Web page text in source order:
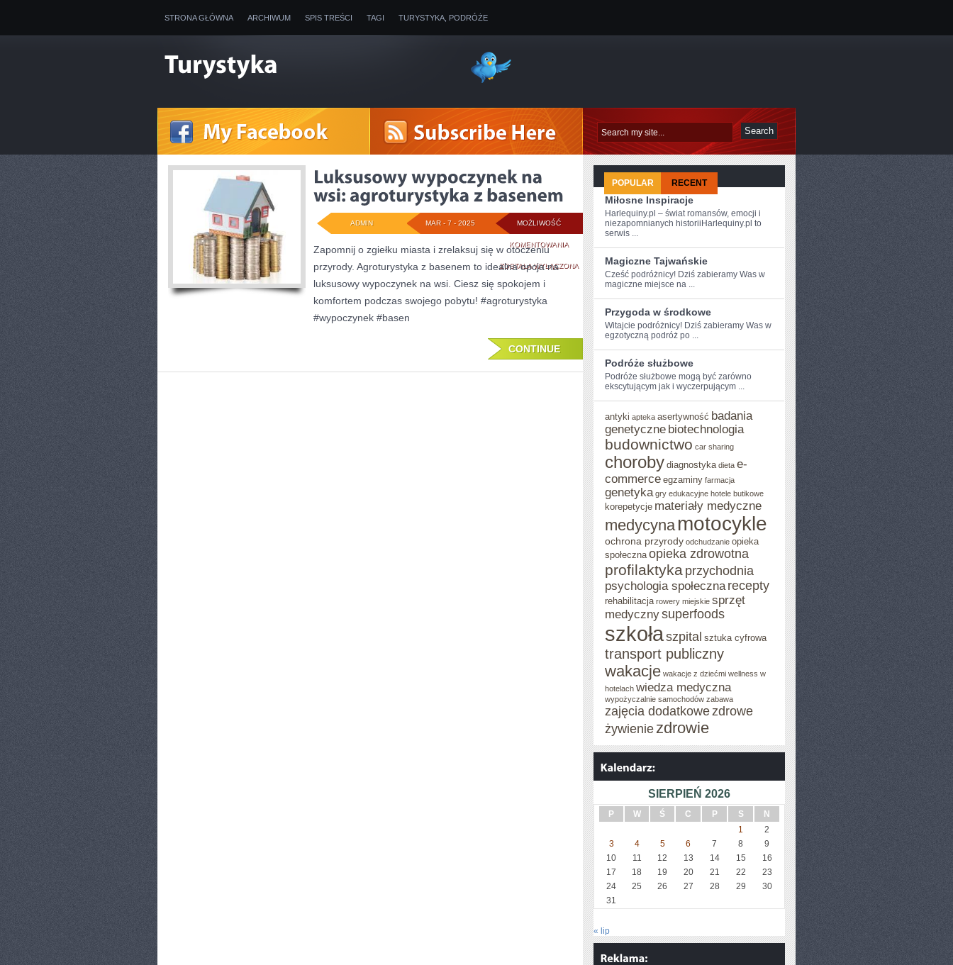
STRONA GŁÓWNA ARCHIWUM SPIS TREŚCI TAGI TURYSTYKA, PODRÓŻE
MOŻLIWOŚĆ
KOMENTOWANIALUKSUSOWY
WYPOCZYNEK
WSI:
AGROTURYSTYKA
BASENEM
ZOSTAŁA WYŁĄCZONA
MAR - 7 - 2025
ADMIN
Zapomnij o zgiełku miasta i zrelaksuj się w otoczeniu
przyrody. Agroturystyka z basenem to idealna opcja na
luksusowy wypoczynek na wsi. Ciesz się spokojem i
komfortem podczas swojego pobytu! #agroturystyka
#wypoczynek #basen
CONTINUE
POPULAR RECENT
Miłosne Inspiracje
Harlequiny.pl – świat romansów, emocji i
niezapomnianych historiiHarlequiny.pl to
serwis ...
Magiczne Tajwańskie
Cześć podróżnicy!⁤ Dziś zabieramy Was w
magiczne miejsce na ...
Przygoda w środkowe
Witajcie podróżnicy! Dziś zabieramy Was w
egzotyczną⁣ podróż po ...
Podróże służbowe
Podróże służbowe⁢ mogą być zarówno
ekscytującym jak i wyczerpującym ...
antyki apteka asertywność badania
genetyczne biotechnologia
budownictwo car sharing
choroby diagnostyka dieta e-
commerce egzaminy farmacja
genetyka gry edukacyjne hotele butikowe
korepetycje materiały medyczne
medycyna motocykle
ochrona przyrody odchudzanie opieka
społeczna opieka zdrowotna
profilaktyka przychodnia
psychologia społeczna recepty
rehabilitacja rowery miejskie sprzęt
medycznysuperfoods
szkołaszpital sztuka cyfrowa
transport publiczny
wakacje wakacje z dziećmi wellness w
hotelach wiedza medyczna
wypożyczalnie samochodów zabawa
zajęcia dodatkowezdrowe
żywienie zdrowie
SIERPIEŃ 2026
P W Ś C P S
N
1
2
3
4 5 6 7 8
9
10
11 12 13 14 15
16
17
18 19 20 21 22
23
24
25 26 27 28 29
30
31
« lip